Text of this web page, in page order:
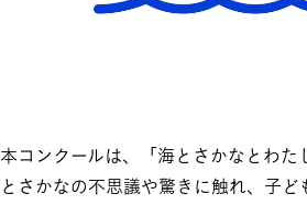
本コンクールは、「海とさかなとわた
とさかなの不思議や驚きに触れ、子